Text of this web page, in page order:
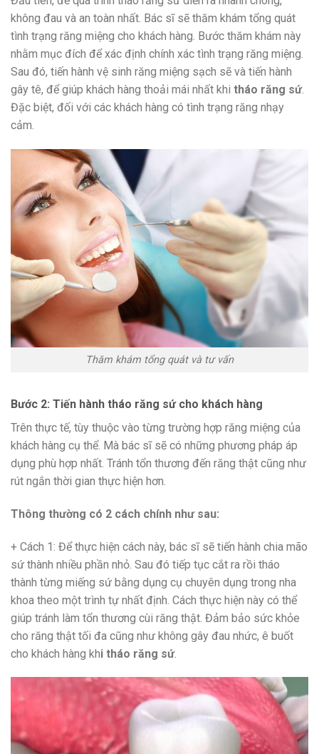
không đau và an toàn nhất. Bác sĩ sẽ thăm khám tổng quát
tình trạng răng miệng cho khách hàng. Bước thăm khám này
nhằm mục đích để xác định chính xác tình trạng răng miệng.
Sau đó, tiến hành vệ sinh răng miệng sạch sẽ và tiến hành
gây tê, để giúp khách hàng thoải mái nhất khi tháo răng sứ.
Đặc biệt, đối với các khách hàng có tình trạng răng nhạy
cảm.
Thăm khám tổng quát và tư vấn
Bước 2: Tiến hành tháo răng sứ cho khách hàng
Trên thực tế, tùy thuộc vào từng trường hợp răng miệng của
khách hàng cụ thể. Mà bác sĩ sẽ có những phương pháp áp
dụng phù hợp nhất. Tránh tổn thương đến răng thật cũng như
rút ngắn thời gian thực hiện hơn.
Thông thường có 2 cách chính như sau:
+ Cách 1: Để thực hiện cách này, bác sĩ sẽ tiến hành chia mão
sứ thành nhiều phần nhỏ. Sau đó tiếp tục cắt ra rồi tháo
thành từng miếng sứ bằng dụng cụ chuyên dụng trong nha
khoa theo một trình tự nhất định. Cách thực hiện này có thể
giúp tránh làm tổn thương cùi răng thật. Đảm bảo sức khỏe
cho răng thật tối đa cũng như không gây đau nhức, ê buốt
cho khách hàng khi tháo răng sứ.